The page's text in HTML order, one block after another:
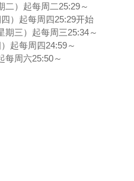
二）起每周二25:29～
）起每周四25:29开始
期三）起每周三25:34～
起每周四24:59～
每周六25:50～